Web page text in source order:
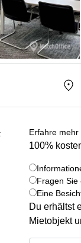
Erfahre
100%
Fragen Sie
Eine
Du erhältst
Mietobjekt